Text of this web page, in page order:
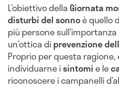
L’obiettivo della Giornata
disturbi del sonnoè quello
più persone sull’importanza
un’ottica di prevenzione
Proprio per questa
individuarne isintomiele
riconoscere i campanelli